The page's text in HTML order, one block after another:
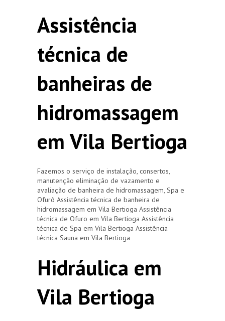
Assistência
técnica de
banheiras de
hidromassagem
em Vila Bertioga
Fazemos o serviço de instalação, consertos,
manutenção eliminação de vazamento e
avaliação de banheira de hidromassagem, Spa e
Ofurô Assistência técnica de banheira de
hidromassagem em Vila Bertioga Assistência
técnica de Ofuro em Vila Bertioga Assistência
técnica de Spa em Vila Bertioga Assistência
técnica Sauna em Vila Bertioga
Hidráulica em
Vila Bertioga